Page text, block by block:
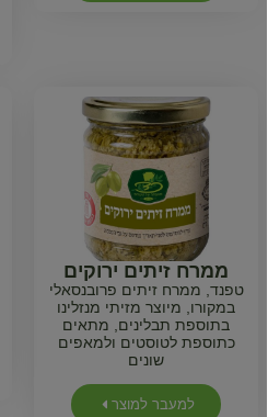
ממרח זיתים ירוקים
טפנד, ממרח זיתים פרובנסאלי
במקורו, מיוצר מזיתי מנזלינו
בתוספת תבלינים, מתאים
כתוספת לטוסטים ולמאפים
שונים
למעבר למוצר